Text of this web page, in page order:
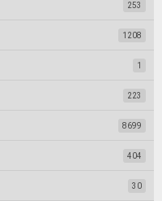
253
1208
1
223
8699
404
30